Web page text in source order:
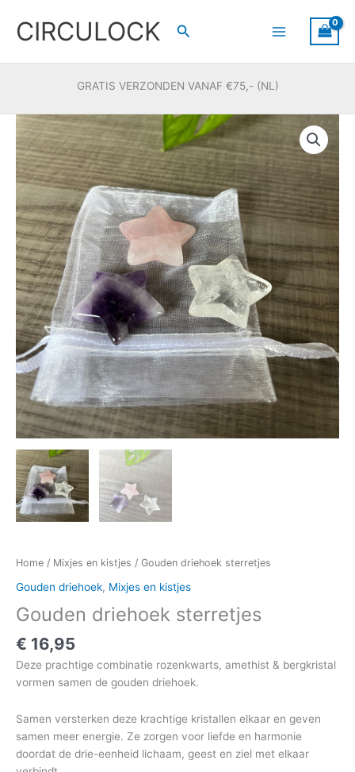
naar
inhoud
CIRCULOCK Zoeken
GRATIS VERZONDEN VANAF €75,- (NL)
Home / Mixjes en kistjes / Gouden driehoek sterretjes
Gouden driehoek, Mixjes en kistjes
Gouden driehoek sterretjes
€ 16,95
Deze prachtige combinatie rozenkwarts, amethist & bergkristal
vormen samen de gouden driehoek.
Samen versterken deze krachtige kristallen elkaar en geven
samen meer energie. Ze zorgen voor liefde en harmonie
doordat de drie-eenheid lichaam, geest en ziel met elkaar
Gouden
driehoek
sterretjes
aantal